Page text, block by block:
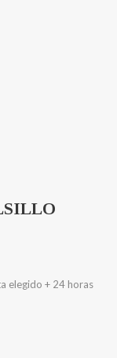
elegido + 24 horas